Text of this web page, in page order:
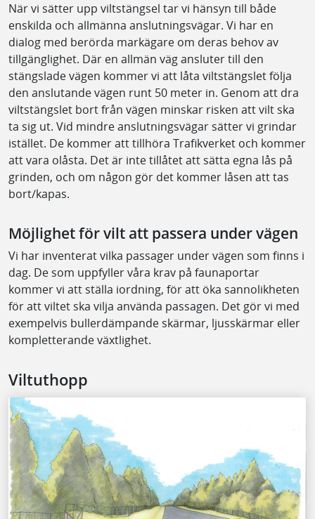
När vi sätter upp viltstängsel tar vi hänsyn till både
enskilda och allmänna anslutningsvägar. Vi har en
dialog med berörda markägare om deras behov av
tillgänglighet. Där en allmän väg ansluter till den
stängslade vägen kommer vi att låta viltstängslet följa
den anslutande vägen runt 50 meter in. Genom att dra
viltstängslet bort från vägen minskar risken att vilt ska
ta sig ut. Vid mindre anslutningsvägar sätter vi grindar
istället. De kommer att tillhöra Trafikverket och kommer
att vara olåsta. Det är inte tillåtet att sätta egna lås på
grinden, och om någon gör det kommer låsen att tas
bort/kapas.
Möjlighet för vilt att passera under vägen
Vi har inventerat vilka passager under vägen som finns i
dag. De som uppfyller våra krav på faunaportar
kommer vi att ställa iordning, för att öka sannolikheten
för att viltet ska vilja använda passagen. Det gör vi med
exempelvis bullerdämpande skärmar, ljusskärmar eller
kompletterande växtlighet.
Viltuthopp